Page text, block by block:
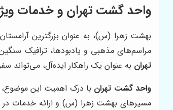
واحد گشت تهران و خدمات
بهشت زهرا (س)، به عنوان بزرگترین
مراسم‌های مذهبی و یادبودها، ترافیک
تهران به عنوان یک راهکار ایده‌آل، می‌تواند
واحد گشت تهران با درک اهمیت این
مسیرهای بهشت زهرا (س) و ارائه خدمات در